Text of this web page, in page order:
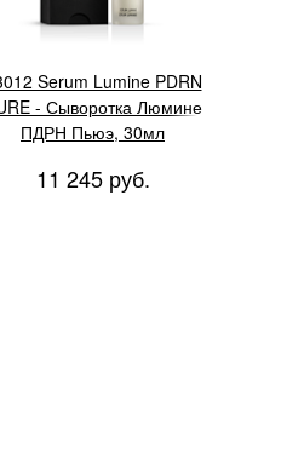
Serum Lumine PDRN
- Сыворотка Люмине
ПДРН Пьюэ, 30мл
11 245 руб.